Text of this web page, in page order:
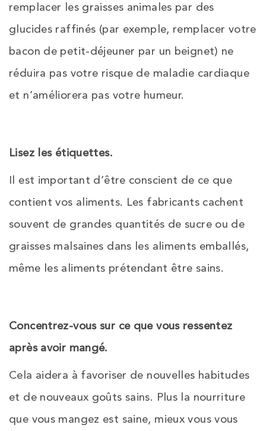
remplacer les graisses animales par des
glucides raffinés (par exemple, remplacer votre
bacon de petit-déjeuner par un beignet) ne
réduira pas votre risque de maladie cardiaque
et n’améliorera pas votre humeur.
Lisez les étiquettes.
Il est important d’être conscient de ce que
contient vos aliments. Les fabricants cachent
souvent de grandes quantités de sucre ou de
graisses malsaines dans les aliments emballés,
même les aliments prétendant être sains.
Concentrez-vous sur ce que vous ressentez
après avoir mangé.
Cela aidera à favoriser de nouvelles habitudes
et de nouveaux goûts sains. Plus la nourriture
que vous mangez est saine, mieux vous vous